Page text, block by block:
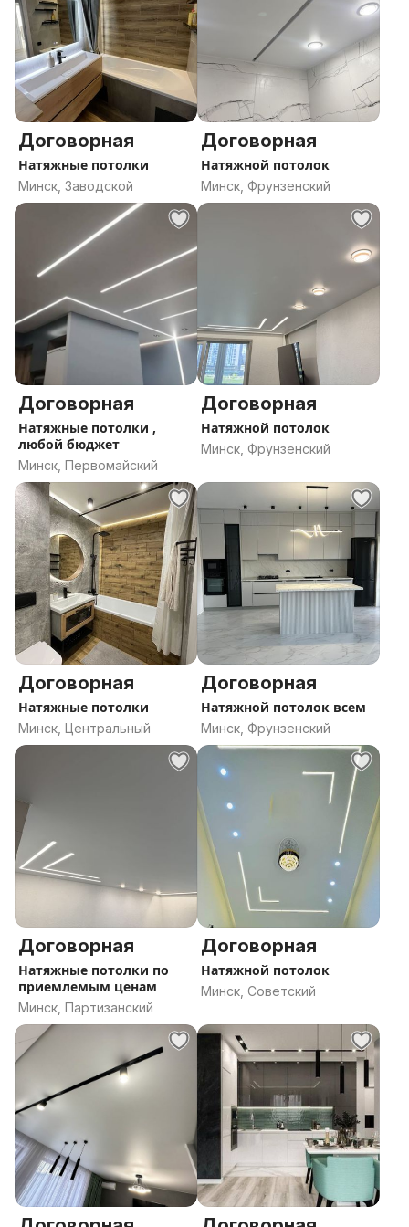
Для того чтобы оставить заявку на консультацию и
замер, звоните по номеру в объявлении или
напишите в личные сообщения.
Договорная
Натяжные потолки
Минск, Заводской
Договорная
Натяжной потолок
Минск, Фрунзенский
Договорная
Натяжные потолки ,
любой бюджет
Минск, Первомайский
Договорная
Натяжной потолок
Минск, Фрунзенский
Договорная
Натяжные потолки
Минск, Центральный
Договорная
Натяжной потолок всем
Минск, Фрунзенский
Договорная
Натяжные потолки по
приемлемым ценам
Минск, Партизанский
Договорная
Натяжной потолок
Минск, Советский